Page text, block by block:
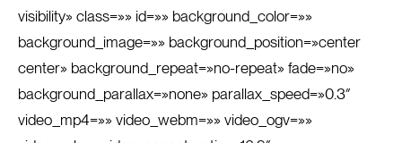
visibility» class=»» id=»» background_color=»»
background_image=»» background_position=»center
center» background_repeat=»no-repeat» fade=»no»
background_parallax=»none» parallax_speed=»0.3″
video_mp4=»» video_webm=»» video_ogv=»»